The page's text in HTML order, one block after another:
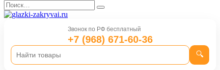
Перейти
к
содержанию
Search
for:
Звонок по РФ бесплатный
+7 (968) 671-60-36
🔍